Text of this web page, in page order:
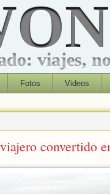
viajes,
Fotos Videos
convertido